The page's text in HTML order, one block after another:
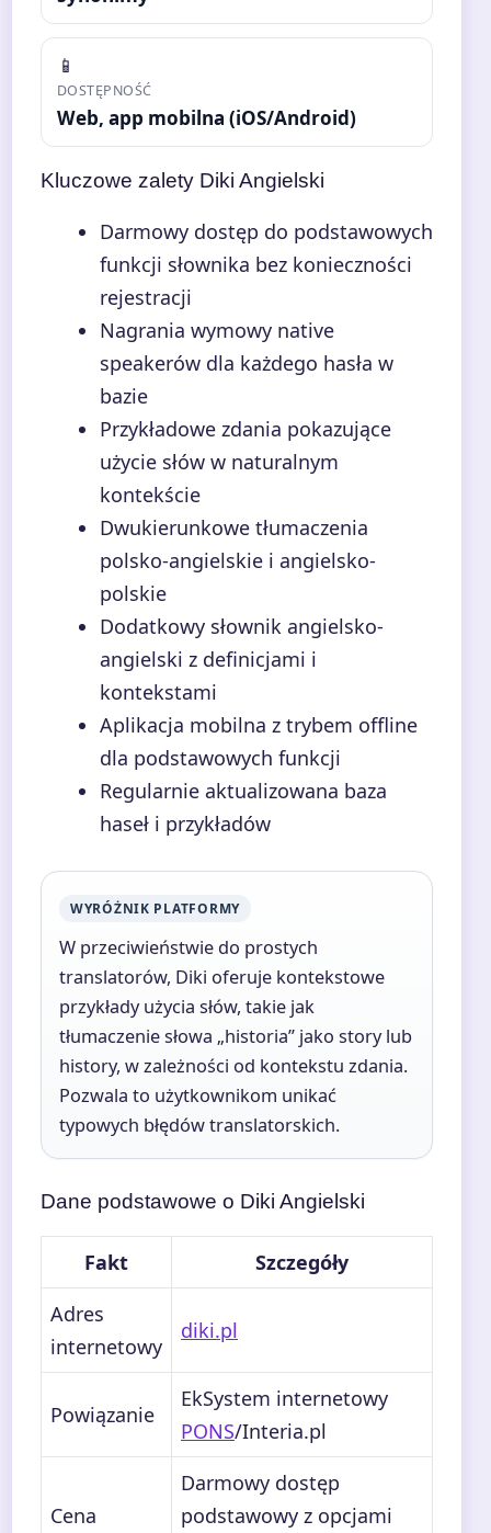
📱
DOSTĘPNOŚĆ
Web, app mobilna (iOS/Android)
Kluczowe zalety Diki Angielski
Darmowy dostęp do podstawowych
funkcji słownika bez konieczności
rejestracji
Nagrania wymowy native
speakerów dla każdego hasła w
bazie
Przykładowe zdania pokazujące
użycie słów w naturalnym
kontekście
Dwukierunkowe tłumaczenia
polsko-angielskie i angielsko-
polskie
Dodatkowy słownik angielsko-
angielski z definicjami i
kontekstami
Aplikacja mobilna z trybem offline
dla podstawowych funkcji
Regularnie aktualizowana baza
haseł i przykładów
WYRÓŻNIK PLATFORMY
W przeciwieństwie do prostych
translatorów, Diki oferuje kontekstowe
przykłady użycia słów, takie jak
tłumaczenie słowa „historia” jako story lub
history, w zależności od kontekstu zdania.
Pozwala to użytkownikom unikać
typowych błędów translatorskich.
Dane podstawowe o Diki Angielski
Fakt
Szczegóły
Adres
internetowy
diki.pl
Powiązanie
EkSystem internetowy
PONS/Interia.pl
Cena
Darmowy dostęp
podstawowy z opcjami